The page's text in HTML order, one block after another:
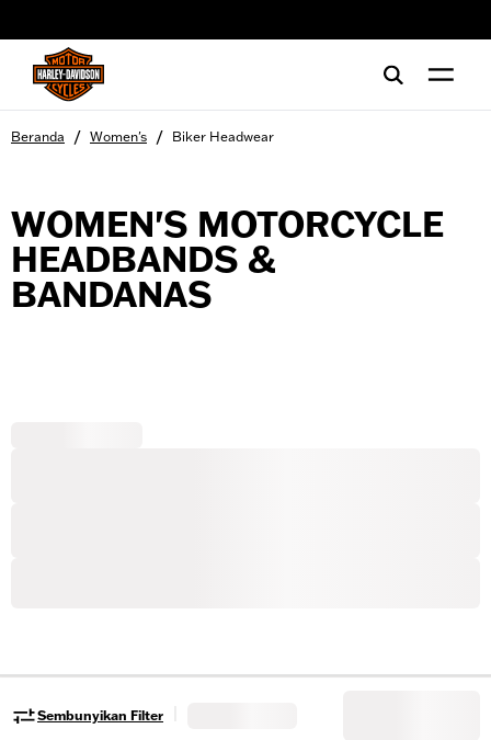
Beranda / Women's / Biker Headwear
WOMEN'S MOTORCYCLE
HEADBANDS &
BANDANAS
Sembunyikan Filter